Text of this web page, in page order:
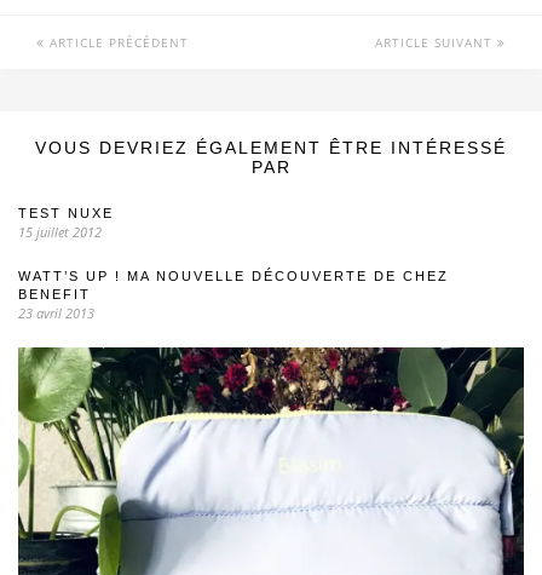
ARTICLE PRÉCÉDENT ARTICLE SUIVANT
VOUS DEVRIEZ ÉGALEMENT ÊTRE INTÉRESSÉ
PAR
TEST NUXE
15 juillet 2012
WATT’S UP ! MA NOUVELLE DÉCOUVERTE DE CHEZ
BENEFIT
23 avril 2013